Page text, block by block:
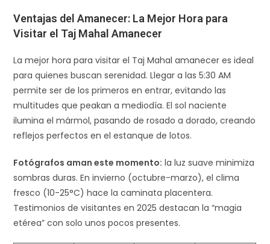
Ventajas del Amanecer: La Mejor Hora para
Visitar el Taj Mahal Amanecer
La mejor hora para visitar el Taj Mahal amanecer es ideal
para quienes buscan serenidad. Llegar a las 5:30 AM
permite ser de los primeros en entrar, evitando las
multitudes que peakan a mediodía. El sol naciente
ilumina el mármol, pasando de rosado a dorado, creando
reflejos perfectos en el estanque de lotos.
Fotógrafos aman este momento: la luz suave minimiza
sombras duras. En invierno (octubre-marzo), el clima
fresco (10-25°C) hace la caminata placentera.
Testimonios de visitantes en 2025 destacan la “magia
etérea” con solo unos pocos presentes.​